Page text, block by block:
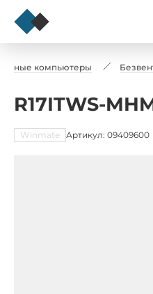
компьютеры
R17ITWS-
Winmate Артикул: 09409600